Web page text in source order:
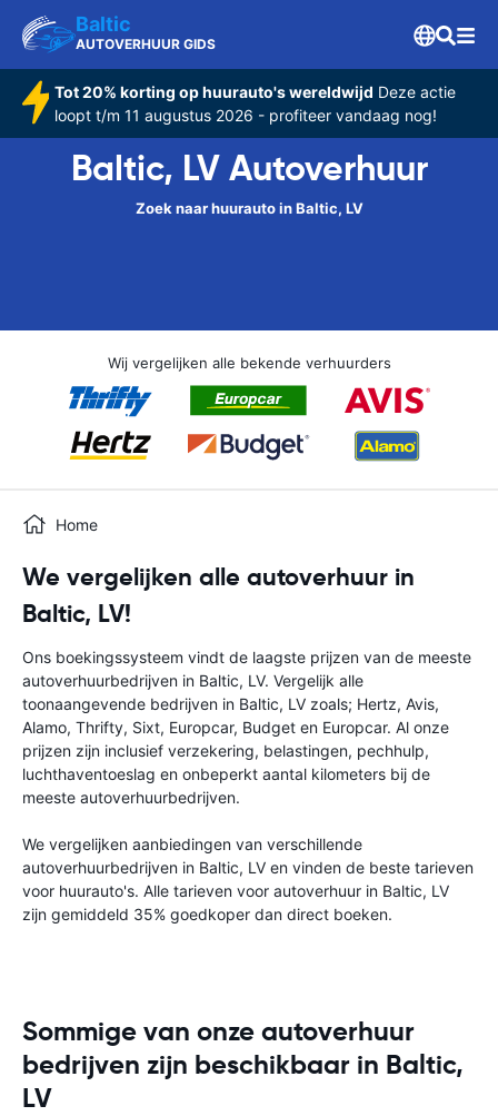
Baltic
AUTOVERHUUR GIDS
Tot 20% korting op huurauto's wereldwijd Deze actie
loopt t/m 11 augustus 2026 - profiteer vandaag nog!
Baltic, LV Autoverhuur
Zoek naar huurauto in Baltic, LV
Wij vergelijken alle bekende verhuurders
Home
We vergelijken alle autoverhuur in
Baltic, LV!
Ons boekingssysteem vindt de laagste prijzen van de meeste
autoverhuurbedrijven in Baltic, LV. Vergelijk alle
toonaangevende bedrijven in Baltic, LV zoals; Hertz, Avis,
Alamo, Thrifty, Sixt, Europcar, Budget en Europcar. Al onze
prijzen zijn inclusief verzekering, belastingen, pechhulp,
luchthaventoeslag en onbeperkt aantal kilometers bij de
meeste autoverhuurbedrijven.
We vergelijken aanbiedingen van verschillende
autoverhuurbedrijven in Baltic, LV en vinden de beste tarieven
voor huurauto's. Alle tarieven voor autoverhuur in Baltic, LV
zijn gemiddeld 35% goedkoper dan direct boeken.
Sommige van onze autoverhuur
bedrijven zijn beschikbaar in Baltic,
LV